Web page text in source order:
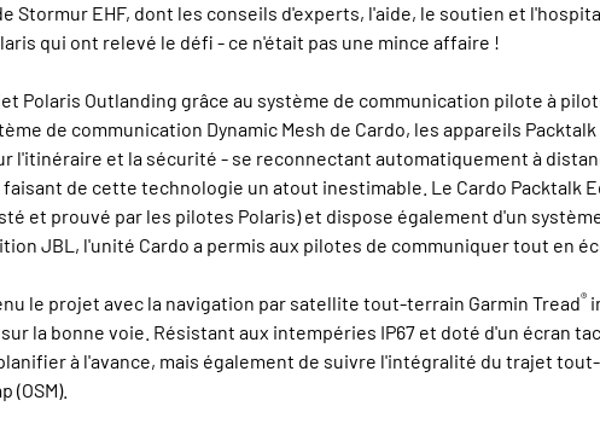
Stormur EHF, dont les conseils d'experts, l'aide, le soutien et
qui ont relevé le défi - ce n'était pas une mince affaire !
Polaris Outlanding grâce au système de communication pilote à
de communication Dynamic Mesh de Cardo, les appareils
l'itinéraire et la sécurité - se reconnectant automatiquement à
de cette technologie un atout inestimable. Le Cardo Packtalk
et prouvé par les pilotes Polaris) et dispose également d'un
JBL, l'unité Cardo a permis aux pilotes de communiquer tout en
le projet avec la navigation par satellite tout-terrain Garmin Tread®
la bonne voie. Résistant aux intempéries IP67 et doté d'un écran
à l'avance, mais également de suivre l'intégralité du trajet
(OSM).